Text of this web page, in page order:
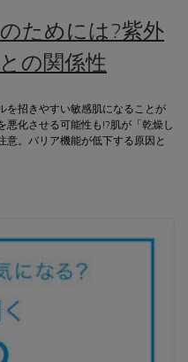
ためには?紫外
の関係性
を招きやすい敏感肌になることが
悪化させる可能性も!?肌が「乾燥し
意。バリア機能が低下する原因と